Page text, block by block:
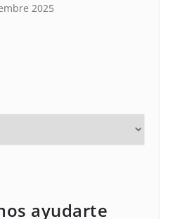
2025
ayudarte